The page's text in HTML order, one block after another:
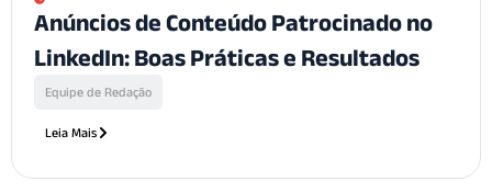
Anúncios de Conteúdo Patrocinado no
LinkedIn: Boas Práticas e Resultados
Equipe de Redação
Leia Mais